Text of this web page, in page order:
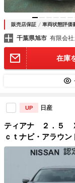
販売店保証 車両状態評価
千葉県旭市 有限会
在庫
UP 日産
ティアナ ２．５
ｃｔナビ・アラウ
ト・本革シート・エ
ワーシート・クル